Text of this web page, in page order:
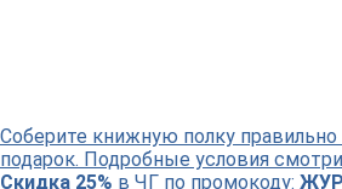
Соберите книжную полку
подарок. Подробные условия
Скидка 25% в ЧГ по промокоду: